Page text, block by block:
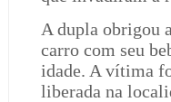
A dupla obrigou
carro com seu
idade. A vítima
liberada na